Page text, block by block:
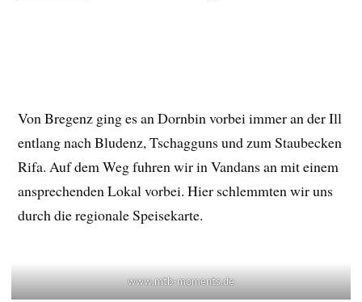
Von Bregenz ging es an Dornbin vorbei immer an der Ill
entlang nach Bludenz, Tschagguns und zum Staubecken
Rifa. Auf dem Weg fuhren wir in Vandans an mit einem
ansprechenden Lokal vorbei. Hier schlemmten wir uns
durch die regionale Speisekarte.
www.mtb-moments.de